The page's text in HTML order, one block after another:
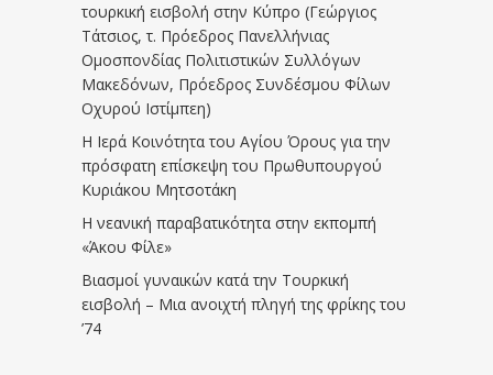
τουρκική εισβολή στην Κύπρο (Γεώργιος
Τάτσιος, τ. Πρόεδρος Πανελλήνιας
Ομοσπονδίας Πολιτιστικών Συλλόγων
Μακεδόνων, Πρόεδρος Συνδέσμου Φίλων
Οχυρού Ιστίμπεη)
Η Ιερά Κοινότητα του Αγίου Όρους για την
πρόσφατη επίσκεψη του Πρωθυπουργού
Κυριάκου Μητσοτάκη
Η νεανική παραβατικότητα στην εκπομπή
«Άκου Φίλε»
Βιασμοί γυναικών κατά την Τουρκική
εισβολή – Μια ανοιχτή πληγή της φρίκης του
’74